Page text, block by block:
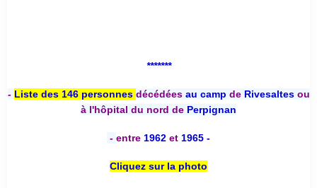
*******
- Liste des 146 personnes décédées au camp deRivesaltesou
à l'hôpital du nord de Perpignan
- entre 1962 et 1965 -
Cliquez sur la photo